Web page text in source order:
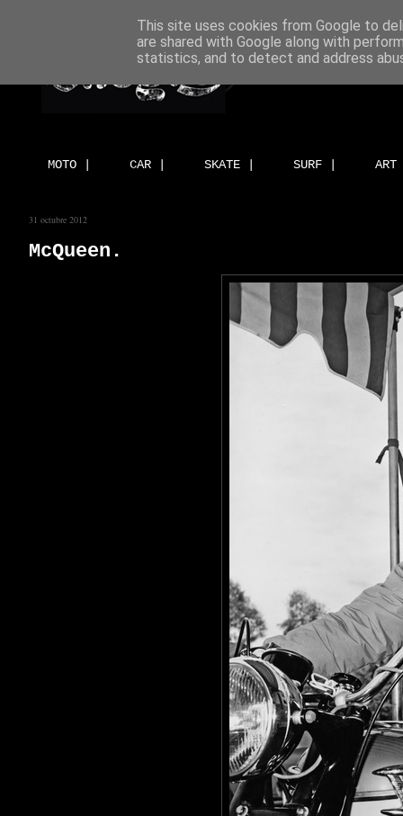
MOTO | CAR | SKATE | SURF |
31 octubre 2012
McQueen.
This site uses cookies from Google to
are shared with Google along with
statistics, and to detect and address